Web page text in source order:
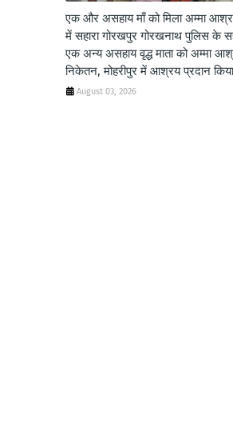
एक और असहाय माँ को मिला अम्मा
में सहारा गोरखपुर गोरखनाथ पुलिस के
एक अन्य असहाय वृद्ध माता को अम्मा
निकेतन, मोहरीपुर में आश्रय प्रदान
August 03, 2026